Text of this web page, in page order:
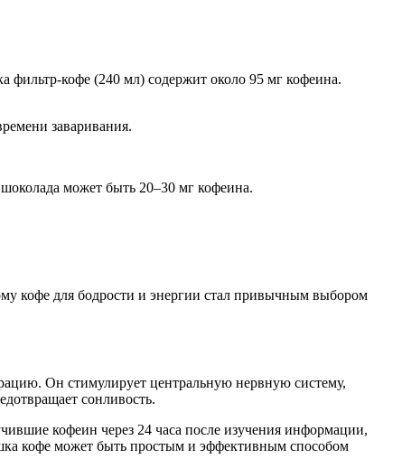
фильтр-кофе (240 мл) содержит около 95 мг кофеина.
заваривания.
может быть 20–30 мг кофеина.
кофе для бодрости и энергии стал привычным выбором
Он стимулирует центральную нервную систему,
сонливость.
кофеин через 24 часа после изучения информации,
кофе может быть простым и эффективным способом